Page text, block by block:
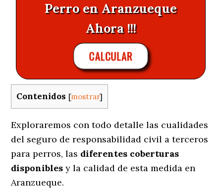
Perro en Aranzueque
Ahora !!!
CALCULAR
Contenidos [mostrar]
Exploraremos con todo detalle las cualidades
del seguro de responsabilidad civil a terceros
para perros, las diferentes coberturas
disponibles y la calidad de esta medida en
Aranzueque.